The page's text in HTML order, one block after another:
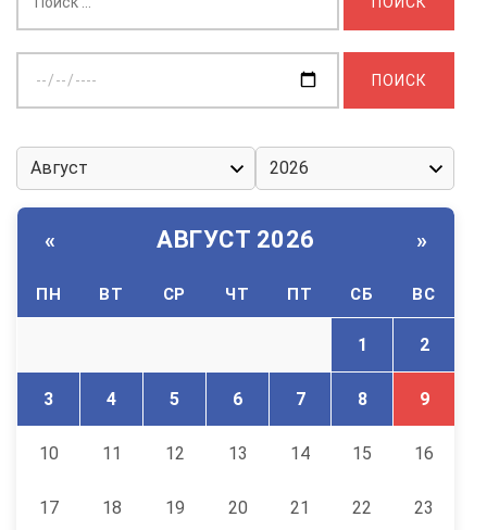
дату:
« АВГУСТ 2026 »
ПН ВТ СР ЧТ ПТ СБ ВС
1 2
3 4 5 6 7 8 9
10 11 12 13 14 15 16
17 18 19 20 21 22 23